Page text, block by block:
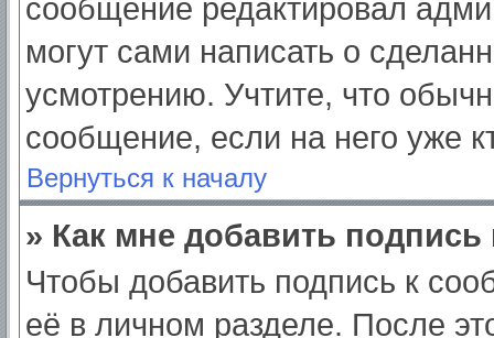
сообщение редактировал
могут сами написать о
усмотрению. Учтите, что
сообщение, если на него уже
Вернуться к началу
» Как мне добавить
Чтобы добавить подпись к
её в личном разделе. После